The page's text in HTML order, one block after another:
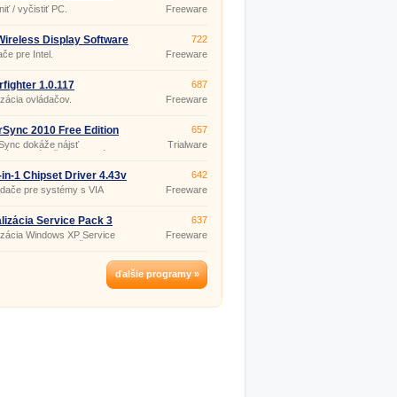
/ vyčistiť PC.
Freeware
Display Software
3.5.40.0
pre Intel.
722
Freeware
1.0.117
ovládačov.
687
Freeware
2010 Free Edition
dokáže nájsť
ovládačov a softvér
657
Trialware
in-1 Chipset Driver 4.43v
pre systémy s VIA
Support Driver a VIA PCI IRQ
Driver.
642
Freeware
Service Pack 3
Windows XP SK SP3
Windows XP Service
(SP3) obsahuje všetky
637
Freeware
ďalšie programy »